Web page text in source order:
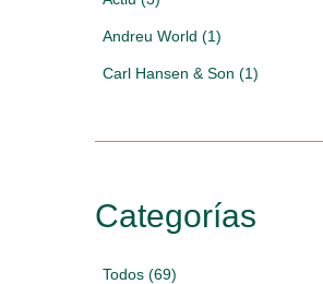
Andreu World (1)
Carl Hansen & Son (1)
Categorías
Todos (69)